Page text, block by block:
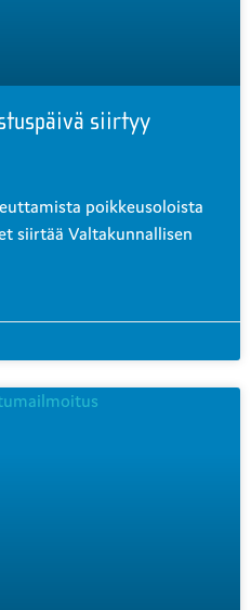
siirtyy
poikkeusoloista
siirtää Valtakunnallisen